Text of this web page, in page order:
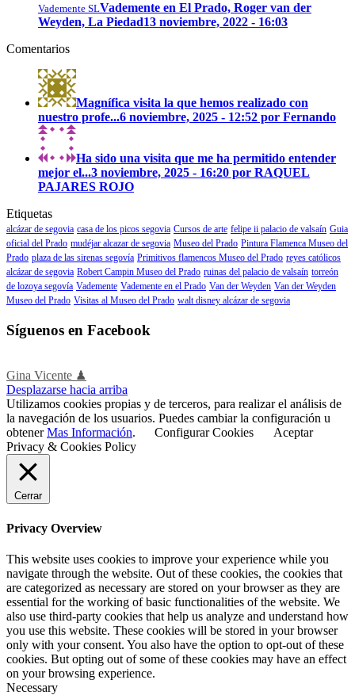
Vademente SLVademente en El Prado, Roger van der
Weyden, La Piedad13 noviembre, 2022 - 16:03
Comentarios
Magnífica visita la que hemos realizado con
nuestro profe...6 noviembre, 2025 - 12:52 por Fernando
Ha sido una visita que me ha permitido entender
mejor el...3 noviembre, 2025 - 16:20 por RAQUEL
PAJARES ROJO
Etiquetas
alcázar de segovia casa de los picos segovia Cursos de arte felipe ii palacio de valsaín Guia
oficial del Prado mudéjar alcazar de segovia Museo del Prado Pintura Flamenca Museo del
Prado plaza de las sirenas segovía Primitivos flamencos Museo del Prado reyes católicos
alcázar de segovia Robert Campin Museo del Prado ruinas del palacio de valsaín torreón
de lozoya segovía Vademente Vademente en el Prado Van der Weyden Van der Weyden
Museo del Prado Visitas al Museo del Prado walt disney alcázar de segovia
Síguenos en Facebook
Gina Vicente ♟
Desplazarse hacia arriba
Utilizamos cookies propias y de terceros, para realizar el análisis de
la navegación de los usuarios. Puedes cambiar la configuración u
obtenerMas Información. Configurar Cookies
Aceptar
Privacy & Cookies Policy
Cerrar
Privacy Overview
This website uses cookies to improve your experience while you
navigate through the website. Out of these cookies, the cookies that
are categorized as necessary are stored on your browser as they are
essential for the working of basic functionalities of the website. We
also use third-party cookies that help us analyze and understand how
you use this website. These cookies will be stored in your browser
only with your consent. You also have the option to opt-out of these
cookies. But opting out of some of these cookies may have an effect
on your browsing experience.
Necessary